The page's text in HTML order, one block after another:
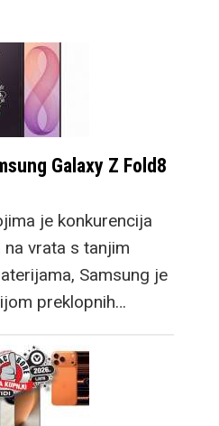
Galaxy Z Fold8
je konkurencija
vrata s tanjim
Samsung je
preklopnih…